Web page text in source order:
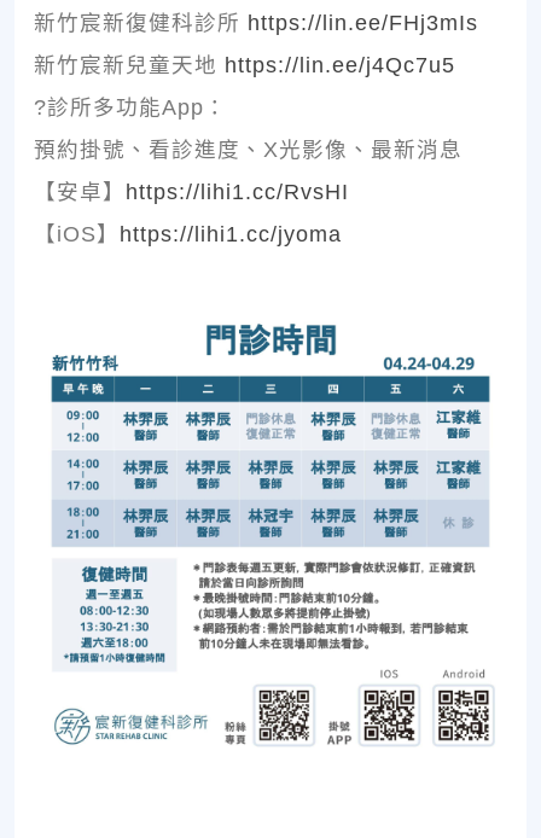
新竹宸新復健科診所 https://lin.ee/FHj3mIs
新竹宸新兒童天地 https://lin.ee/j4Qc7u5
?診所多功能App：
預約掛號、看診進度、X光影像、最新消息
【安卓】 https://lihi1.cc/RvsHI
【iOS】 https://lihi1.cc/jyoma